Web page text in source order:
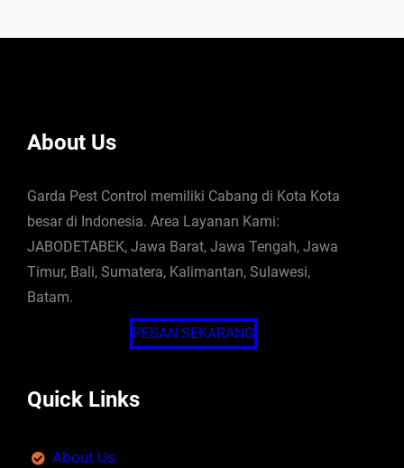
About Us
Garda Pest Control memiliki Cabang di Kota Kota
besar di Indonesia. Area Layanan Kami:
JABODETABEK, Jawa Barat, Jawa Tengah, Jawa
Timur, Bali, Sumatera, Kalimantan, Sulawesi,
Batam.
PESAN SEKARANG
Quick Links
About Us